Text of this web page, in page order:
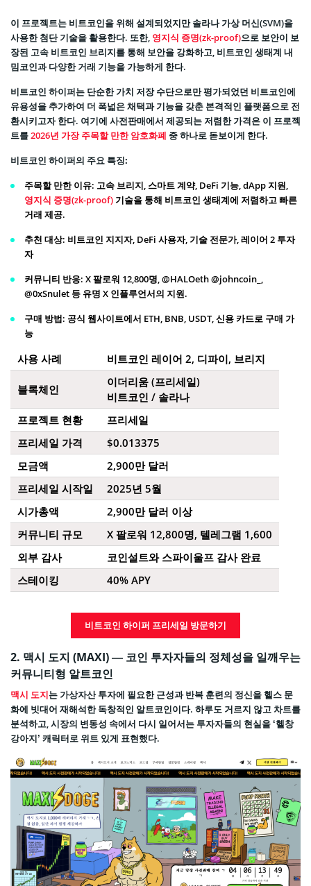
이 프로젝트는 비트코인을 위해 설계되었지만 솔라나 가상 머신(SVM)을
사용한 첨단 기술을 활용한다. 또한, 영지식 증명(zk-proof)으로 보안이 보
장된 고속 비트코인 브리지를 통해 보안을 강화하고, 비트코인 생태계 내
밈코인과 다양한 거래 기능을 가능하게 한다.
비트코인 하이퍼는 단순한 가치 저장 수단으로만 평가되었던 비트코인에
유용성을 추가하여 더 폭넓은 채택과 기능을 갖춘 본격적인 플랫폼으로 전
환시키고자 한다. 여기에 사전판매에서 제공되는 저렴한 가격은 이 프로젝
트를2026년 가장 주목할 만한 암호화폐 중 하나로 돋보이게 한다.
비트코인 하이퍼의 주요 특징:
주목할 만한 이유: 고속 브리지, 스마트 계약, DeFi 기능, dApp 지원,
영지식 증명(zk-proof) 기술을 통해 비트코인 생태계에 저렴하고 빠른
거래 제공.
추천 대상: 비트코인 지지자, DeFi 사용자, 기술 전문가, 레이어 2 투자
자
커뮤니티 반응: X 팔로워 12,800명, @HALOeth @johncoin_,
@0xSnulet 등 유명 X 인플루언서의 지원.
구매 방법: 공식 웹사이트에서 ETH, BNB, USDT, 신용 카드로 구매 가
능
사용 사례 비트코인 레이어 2, 디파이, 브리지
블록체인
이더리움 (프리세일)
비트코인 / 솔라나
프로젝트 현황
프리세일
프리세일 가격
$0.013375
모금액
2,900만 달러
프리세일 시작일
2025년 5월
시가총액
2,900만 달러 이상
커뮤니티 규모
X 팔로워 12,800명, 텔레그램 1,600
외부 감사
코인설트와 스파이울프 감사 완료
스테이킹
40% APY
비트코인 하이퍼 프리세일 방문하기
2. 맥시 도지 (MAXI)— 코인 투자자들의 정체성을 일깨우는
커뮤니티형 알트코인
맥시 도지는 가상자산 투자에 필요한 근성과 반복 훈련의 정신을 헬스 문
화에 빗대어 재해석한 독창적인 알트코인이다. 하루도 거르지 않고 차트를
분석하고, 시장의 변동성 속에서 다시 일어서는 투자자들의 현실을 ‘헬창
강아지’ 캐릭터로 위트 있게 표현했다.